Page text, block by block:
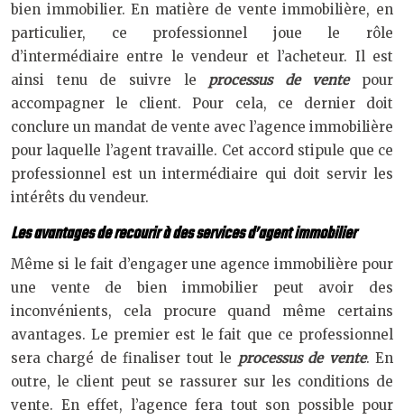
bien immobilier. En matière de vente immobilière, en
particulier, ce professionnel joue le rôle
d’intermédiaire entre le vendeur et l’acheteur. Il est
ainsi tenu de suivre le processus de ventepour
accompagner le client. Pour cela, ce dernier doit
conclure un mandat de vente avec l’agence immobilière
pour laquelle l’agent travaille. Cet accord stipule que ce
professionnel est un intermédiaire qui doit servir les
intérêts du vendeur.
Les avantages de recourir à des services d’agent immobilier
Même si le fait d’engager une agence immobilière pour
une vente de bien immobilier peut avoir des
inconvénients, cela procure quand même certains
avantages. Le premier est le fait que ce professionnel
sera chargé de finaliser tout le processus de vente. En
outre, le client peut se rassurer sur les conditions de
vente. En effet, l’agence fera tout son possible pour